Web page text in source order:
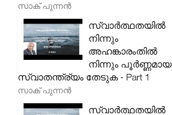
സാക് പുന്നൻ
സ്വാർത്ഥതയിൽ
നിന്നും
അഹങ്കാരംതിൽ
നിന്നും പൂർണ്ണമായ
സ്വാതന്ത്ര്യം തേടുക - Part 1
സാക് പുന്നൻ
സ്വാർത്ഥതയിൽ